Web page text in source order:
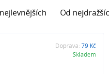
Od
Doprava: 79 Kč
Skladem